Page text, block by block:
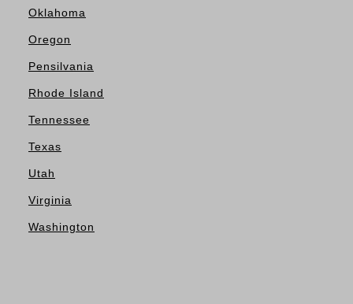
Oklahoma
Oregon
Pensilvania
Rhode Island
Tennessee
Texas
Utah
Virginia
Washington